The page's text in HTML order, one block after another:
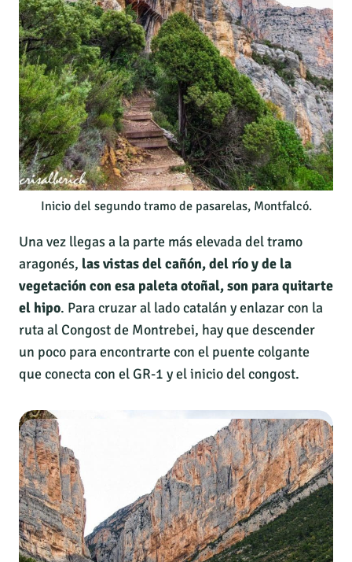
Inicio del segundo tramo de pasarelas, Montfalcó.
Una vez llegas a la parte más elevada del tramo
aragonés, las vistas del cañón, del río y de la
vegetación con esa paleta otoñal, son para quitarte
el hipo. Para cruzar al lado catalán y enlazar con la
ruta al Congost de Montrebei, hay que descender
un poco para encontrarte con el puente colgante
que conecta con el GR-1 y el inicio del congost.